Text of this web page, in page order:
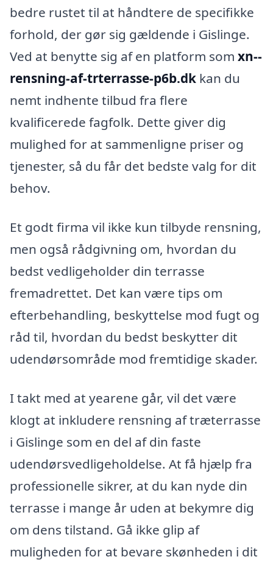
bedre rustet til at håndtere de specifikke
forhold, der gør sig gældende i Gislinge.
Ved at benytte sig af en platform som xn--
rensning-af-trterrasse-p6b.dk kan du
nemt indhente tilbud fra flere
kvalificerede fagfolk. Dette giver dig
mulighed for at sammenligne priser og
tjenester, så du får det bedste valg for dit
behov.
Et godt firma vil ikke kun tilbyde rensning,
men også rådgivning om, hvordan du
bedst vedligeholder din terrasse
fremadrettet. Det kan være tips om
efterbehandling, beskyttelse mod fugt og
råd til, hvordan du bedst beskytter dit
udendørsområde mod fremtidige skader.
I takt med at yearene går, vil det være
klogt at inkludere rensning af træterrasse
i Gislinge som en del af din faste
udendørsvedligeholdelse. At få hjælp fra
professionelle sikrer, at du kan nyde din
terrasse i mange år uden at bekymre dig
om dens tilstand. Gå ikke glip af
muligheden for at bevare skønheden i dit